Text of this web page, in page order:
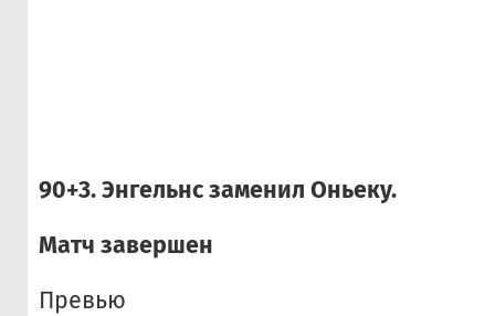
90+3. Энгельнс заменил Оньеку.
Матч завершен
Превью